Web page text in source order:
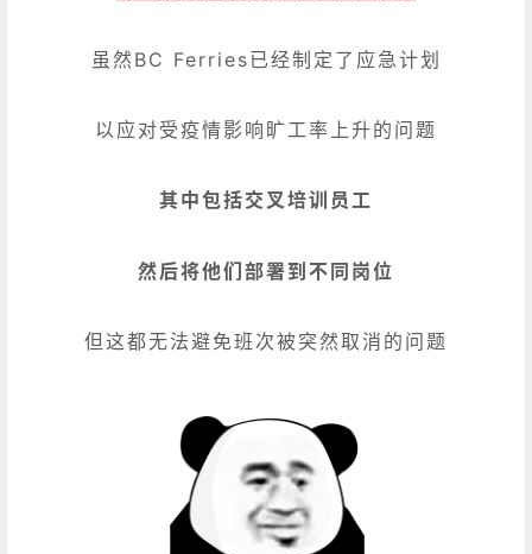
虽然BC Ferries已经制定了应急计划
以应对受疫情影响旷工率上升的问题
其中包括交叉培训员工
然后将他们部署到不同岗位
但这都无法避免班次被突然取消的问题